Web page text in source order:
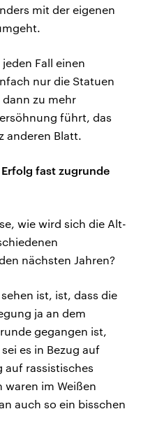
mit der eigenen
Fall einen
nur die Statuen
zu mehr
führt, das
anderen Blatt.
fast zugrunde
wie wird sich die Alt-
nächsten Jahren?
ist, ist, dass die
ja an dem
gegangen ist,
es in Bezug auf
auf rassistisches
waren im Weißen
auch so ein bisschen